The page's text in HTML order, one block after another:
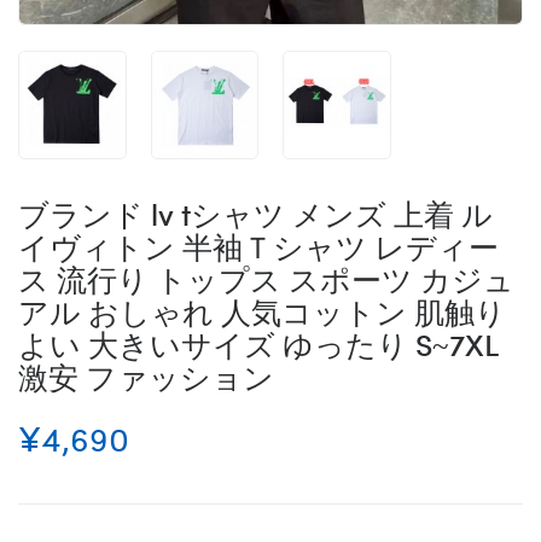
ブランド lv tシャツ メンズ 上着 ル
イヴィトン 半袖Ｔシャツ レディー
ス 流行り トップス スポーツ カジュ
アル おしゃれ 人気コットン 肌触り
よい 大きいサイズ ゆったり S~7XL
激安 ファッション
¥4,690